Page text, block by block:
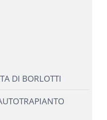
DI BORLOTTI